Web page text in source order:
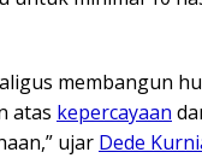
membangun
atas kepercayaan
ujar Dede